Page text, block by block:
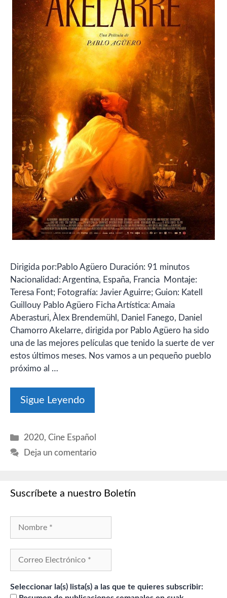
Dirigida por:Pablo Agüero Duración: 91 minutos
Nacionalidad: Argentina, España, Francia Montaje:
Teresa Font; Fotografía: Javier Aguirre; Guion: Katell
Guillouy Pablo Agüero Ficha Artística: Amaia
Aberasturi, Àlex Brendemühl, Daniel Fanego, Daniel
Chamorro Akelarre, dirigida por Pablo Agüero ha sido
una de las mejores películas que tenido la suerte de ver
estos últimos meses. Nos vamos a un pequeño pueblo
próximo al …
Sigue Leyendo
Categorías
2020,Cine Español
Deja un comentario
Suscríbete a nuestro Boletín
Seleccionar la(s) lista(s) a las que te quieres subscribir: